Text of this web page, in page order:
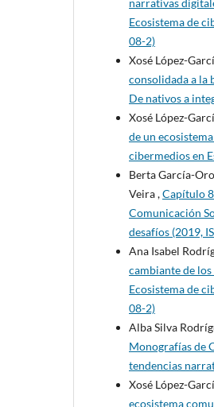
narrativas
Ecosistema de
08-2)
Xosé López-
consolidada a la
De nativos a
Xosé López-
de un
cibermedios en
Berta García-
Veira ,Capítulo
Comunicación
desafíos (2019,
Ana Isabel
cambiante de
Ecosistema de
08-2)
Alba Silva
Monografías de
tendencias
Xosé López-
ecosistema